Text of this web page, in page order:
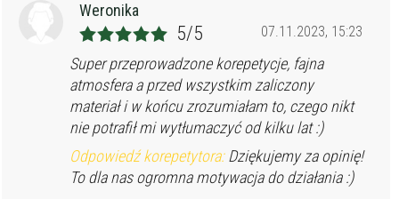
Weronika
07.11.2023, 15:23
5/5
Super przeprowadzone korepetycje, fajna
atmosfera a przed wszystkim zaliczony
materiał i w końcu zrozumiałam to, czego nikt
nie potrafił mi wytłumaczyć od kilku lat :)
Odpowiedź korepetytora:Dziękujemy za opinię!
To dla nas ogromna motywacja do działania :)